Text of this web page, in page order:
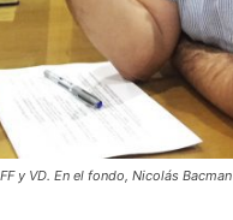
y VD. En el fondo, Nicolás Bacman